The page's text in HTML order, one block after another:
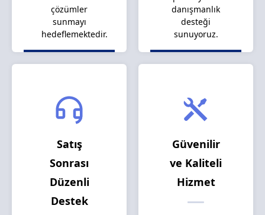
çözümler
sunmayı
hedeflemektedir.
danışmanlık
desteği
sunuyoruz.
Satış
Sonrası
Düzenli
Destek
Güvenilir
ve Kaliteli
Hizmet